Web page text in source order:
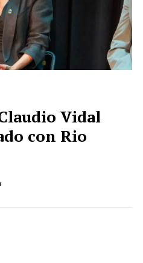
Vidal
con Rio